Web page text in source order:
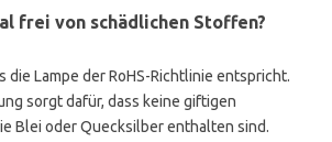
frei von schädlichen Stoffen?
die Lampe der RoHS-Richtlinie entspricht.
sorgt dafür, dass keine giftigen
Blei oder Quecksilber enthalten sind.